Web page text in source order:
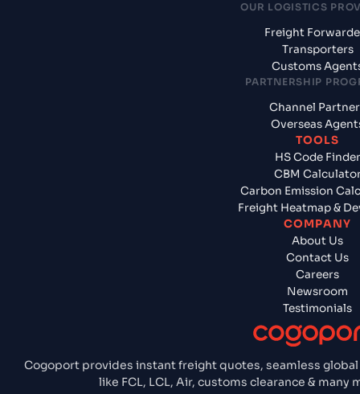
Cogoport provides instant freight quotes, seamless
like FCL, LCL, Air, customs clearance &
OUR LOGISTICS
Freight
Transporters
Customs
PARTNERSHIP
Channel
Overseas
TOOLS
HS Code Finder
CBM
Carbon Emission
Freight Heatmap &
COMPANY
About Us
Contact Us
Careers
Newsroom
Testimonials